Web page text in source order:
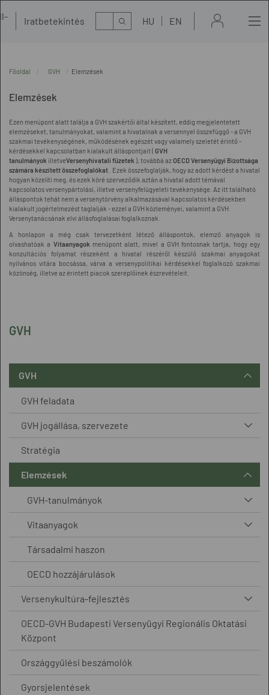
Iratbetekintés Kereső HU EN
GVH
GVH
GVH feladata
GVH jogállása, szervezete
Stratégia
Elemzések
GVH-tanulmányok
Vitaanyagok
Társadalmi haszon
OECD hozzájárulások
Versenykultúra-fejlesztés
OECD-GVH Budapesti Versenyügyi Regionális Oktatási
Központ
Országgyűlési beszámolók
Gyorsjelentések
Főoldal GVH Elemzések
Elemzések
Ezen menüpont alatt találja a GVH szakértői által készített, eddig megjelentetett
elemzéseket, tanulmányokat, valamint a hivatalnak a versennyel összefüggő - a GVH
szakmai tevékenységének, működésének egészét vagy valamely szeletét érintő -
kérdésekkel kapcsolatban kialakult álláspontjait ( GVH
tanulmányok illetveVersenyhivatali füzetek ), továbbá azOECD Versenyügyi Bizottsága
számára készített összefoglalókat . Ezek összefoglalják, hogy az adott kérdést a hivatal
hogyan közelíti meg, és ezek köré szerveződik aztán a hivatal adott témával
kapcsolatos versenypártolási, illetve versenyfelügyeleti tevékenysége. Az itt található
álláspontok tehát nem a versenytörvény alkalmazásával kapcsolatos kérdésekben
kialakult jogértelmezést taglalják - ezzel a GVH közleményei, valamint a GVH
Versenytanácsának elvi állásfoglalásai foglalkoznak.
A honlapon a még csak tervezetként létező álláspontok, elemző anyagok is
olvashatóak a Vitaanyagok menüpont alatt, mivel a GVH fontosnak tartja, hogy egy
konzultációs folyamat részeként a hivatal részéről készülő szakmai anyagokat
nyilvános vitára bocsássa, várva a versenypolitikai kérdésekkel foglalkozó szakmai
közönség, illetve az érintett piacok szereplőinek észrevételeit.